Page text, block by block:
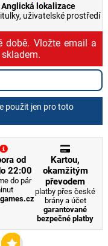
Anglická lokalizace
uživatelské prostředí
době. Vložte email a
použit jen pro toto
od
22:00
do pár
Kartou,
okamžitým
převodem
platby přes české
brány a účet
garantované
bezpečné platby